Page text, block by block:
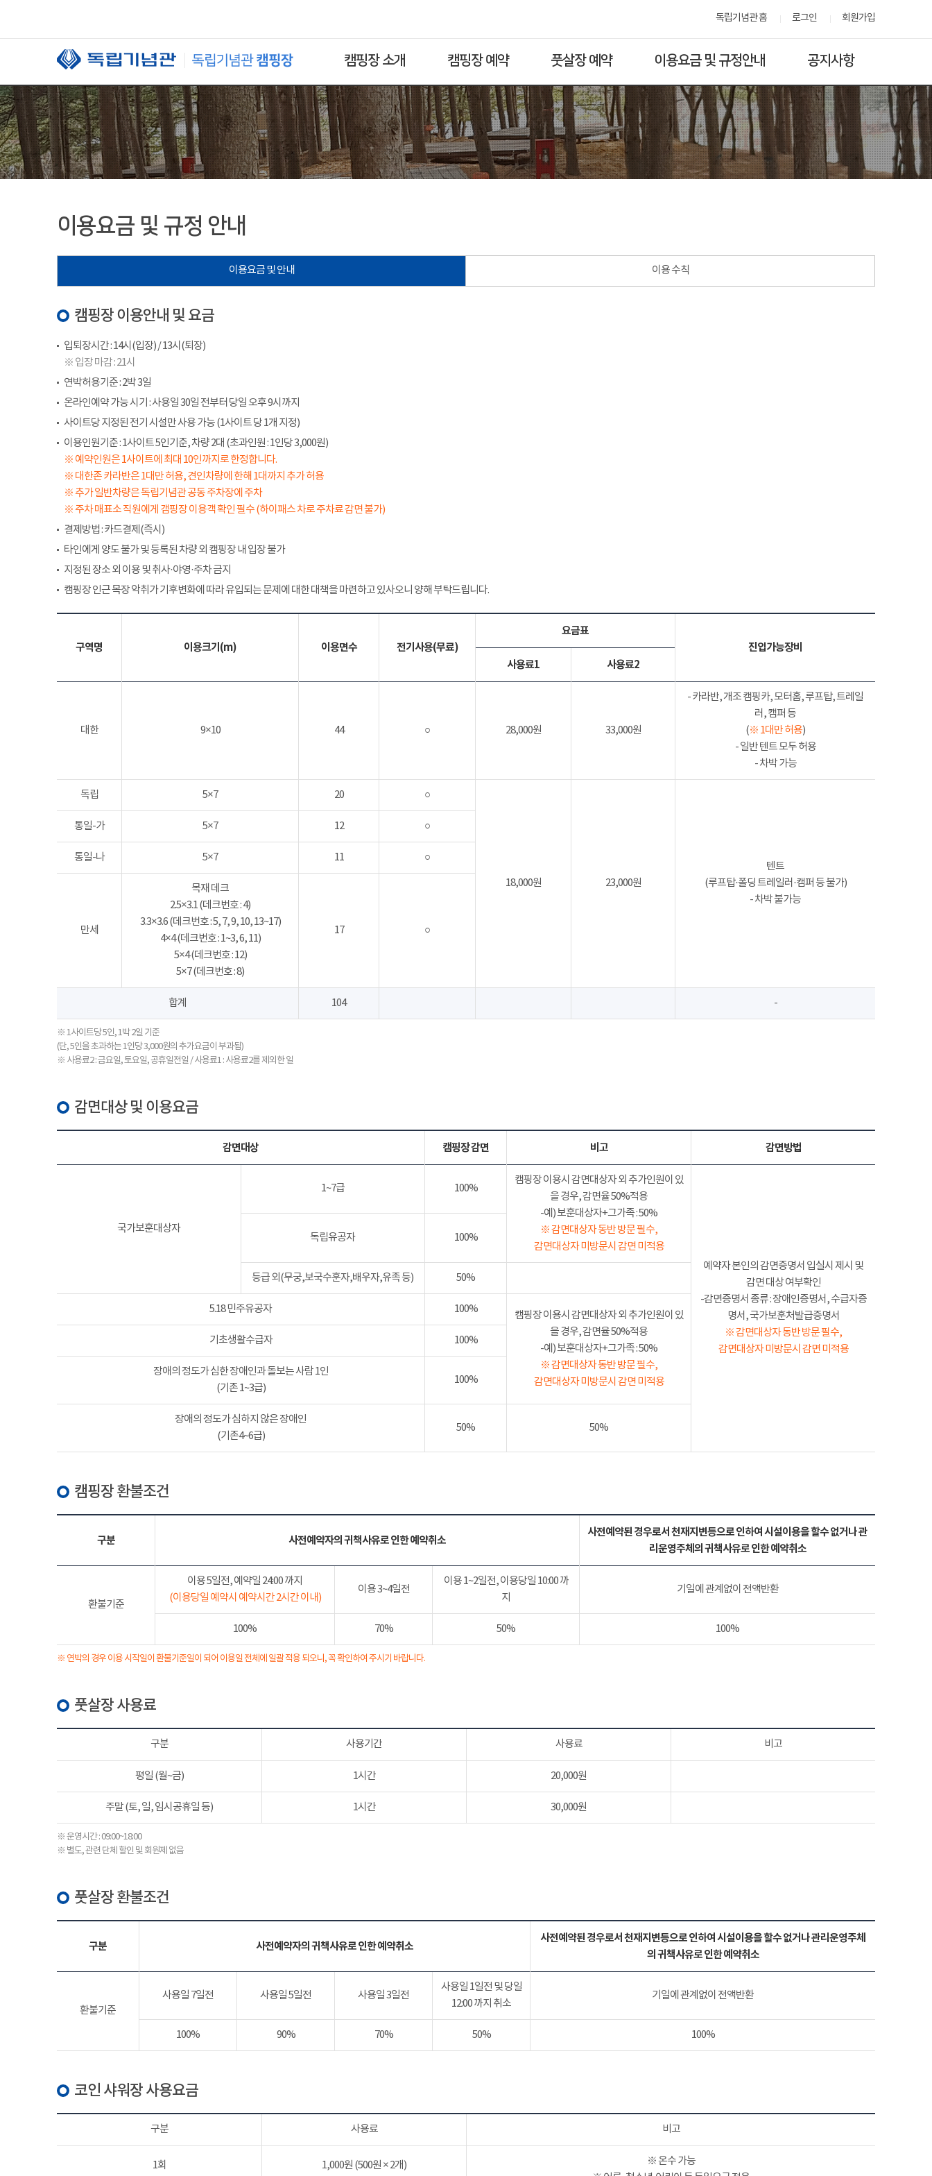
독립기념관 홈 로그인 회원가입
캠핑장 소개 캠핑장 예약 풋살장 예약 이용요금 및 규정안내 공지사항
이용요금 및 규정 안내
이용요금 및 안내 이용 수칙
캠핑장 이용안내 및 요금
입퇴장시간 : 14시(입장) / 13시(퇴장)
※ 입장 마감 : 21시
연박허용기준 : 2박 3일
온라인예약 가능 시기 : 사용일 30일 전부터 당일 오후 9시까지
사이트당 지정된 전기 시설만 사용 가능 (1사이트 당 1개 지정)
이용인원기준 : 1사이트 5인기준, 차량 2대 (초과인원 : 1인당 3,000원)
※ 예약인원은 1사이트에 최대 10인까지로 한정합니다.
※ 대한존 카라반은 1대만 허용, 견인차량에 한해 1대까지 추가 허용
※ 추가 일반차량은 독립기념관 공동 주차장에 주차
※ 주차 매표소 직원에게 갬핑장 이용객 확인 필수 (하이패스 차로 주차료 감면 불가)
결제방법 : 카드결제(즉시)
타인에게 양도 불가 및 등록된 차량 외 캠핑장 내 입장 불가
지정된 장소 외 이용 및 취사·야영·주차 금지
캠핑장 인근 목장 악취가 기후변화에 따라 유입되는 문제에 대한 대책을 마련하고 있사오니 양해 부탁드립니다.
구역명 이용크기(m) 이용면수 전기사용(무료)
요금표
진입가능장비
사용료1
사용료2
대한 9×10 44 ○ 28,000원 33,000원
- 카라반, 개조 캠핑카, 모터홈, 루프탑, 트레일
러, 캠퍼 등
(※ 1대만 허용)
- 일반 텐트 모두 허용
- 차박 가능
독립 5×7 20 ○
18,000원 23,000원
텐트
(루프탑·폴딩 트레일러·캠퍼 등 불가)
- 차박 불가능
통일-가 5×7 12 ○
통일-나 5×7 11 ○
만세
목재 데크
2.5×3.1 (데크번호 : 4)
3.3×3.6 (데크번호 : 5, 7, 9, 10, 13~17)
4×4 (데크번호 : 1~3, 6, 11)
5×4 (데크번호 : 12)
5×7 (데크번호 : 8)
17 ○
합계 104 -
※ 1사이트당 5인, 1박 2일 기준
(단, 5인을 초과하는 1인당 3,000원의 추가요금이 부과됨)
※ 사용료2 : 금요일, 토요일, 공휴일전일 / 사용료1 : 사용료2를 제외한 일
감면대상 및 이용요금
감면대상 캠핑장 감면 비고 감면방법
국가보훈대상자
1~7급 100%
캠핑장 이용시 감면대상자 외 추가인원이 있
을 경우, 감면율 50%적용
-예) 보훈대상자+그가족 : 50%
※ 감면대상자 동반 방문 필수,
감면대상자 미방문시 감면 미적용
예약자 본인의 감면증명서 입실시 제시 및
감면 대상 여부확인
-감면증명서 종류 : 장애인증명서, 수급자증
명서, 국가보훈처발급증명서
※ 감면대상자 동반 방문 필수,
감면대상자 미방문시 감면 미적용
독립유공자 100%
등급 외(무궁,보국수훈자,배우자,유족 등) 50%
5.18 민주유공자 100%
캠핑장 이용시 감면대상자 외 추가인원이 있
을 경우, 감면율 50%적용
-예) 보훈대상자+그가족 : 50%
※ 감면대상자 동반 방문 필수,
감면대상자 미방문시 감면 미적용
기초생활수급자 100%
장애의 정도가 심한 장애인과 돌보는 사람 1인
(기존 1~3급)
100%
장애의 정도가 심하지 않은 장애인
(기존4~6급)
50% 50%
캠핑장 환불조건
구분 사전예약자의 귀책사유로 인한 예약취소
사전예약된 경우로서 천재지변등으로 인하여 시설이용을 할수 없거나 관
리운영주체의 귀책사유로 인한 예약취소
환불기준
이용 5일전, 예약일 24:00 까지
(이용당일 예약시 예약시간 2시간 이내)
이용 3~4일전
이용 1~2일전, 이용당일 10:00 까
지
기일에 관계없이 전액반환
100% 70% 50% 100%
※ 연박의 경우 이용 시작일이 환불기준일이 되어 이용일 전체에 일괄 적용 되오니, 꼭 확인하여 주시기 바랍니다.
풋살장 사용료
구분 사용기간 사용료 비고
평일 (월~금) 1시간 20,000원
주말 (토, 일, 임시공휴일 등) 1시간 30,000원
※ 운영시간 : 09:00~18:00
※ 별도, 관련 단체 할인 및 회원제 없음
풋살장 환불조건
구분 사전예약자의 귀책사유로 인한 예약취소
사전예약된 경우로서 천재지변등으로 인하여 시설이용을 할수 없거나 관리운영주체
의 귀책사유로 인한 예약취소
환불기준
사용일 7일전 사용일 5일전 사용일 3일전
사용일 1일전 및 당일
12:00 까지 취소
기일에 관계없이 전액반환
100% 90% 70% 50% 100%
코인 샤워장 사용요금
구분 사용료 비고
1회 1,000원 (500원 × 2개)
※ 온수 가능